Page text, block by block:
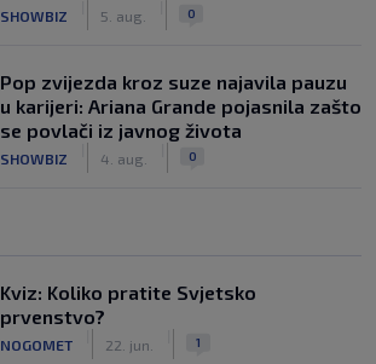
SHOWBIZ 5. aug. 0
Pop zvijezda kroz suze najavila pauzu
u karijeri: Ariana Grande pojasnila zašto
se povlači iz javnog života
SHOWBIZ 4. aug. 0
Kviz: Koliko pratite Svjetsko
prvenstvo?
NOGOMET 22. jun. 1